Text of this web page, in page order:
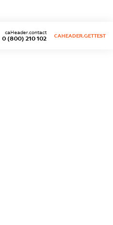
0 (800) 210 102
caHeader.contact
CAHEADER.GETTEST